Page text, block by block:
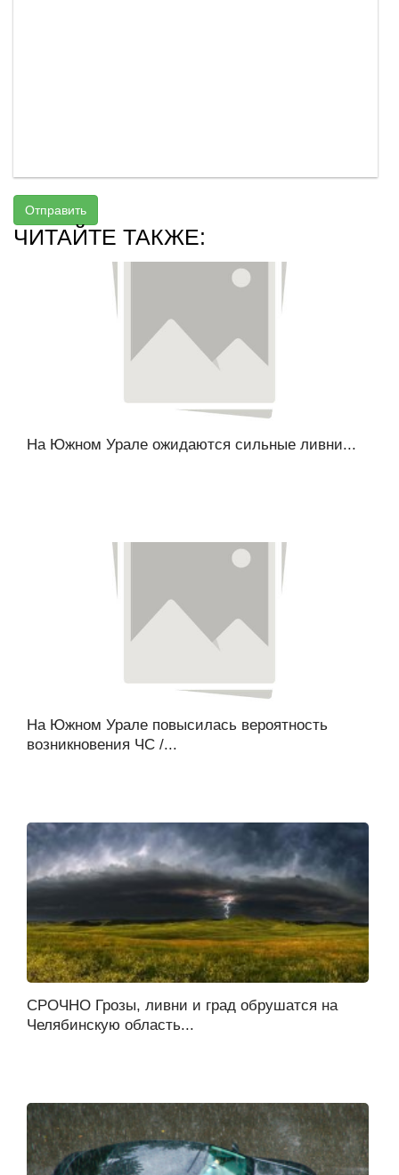
Отправить
ЧИТАЙТЕ ТАКЖЕ:
На Южном Урале ожидаются сильные ливни...
На Южном Урале повысилась вероятность
возникновения ЧС /...
СРОЧНО Грозы, ливни и град обрушатся на
Челябинскую область...